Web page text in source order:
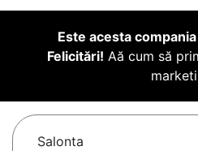
Este acesta
Felicitări! Aă cum să
Salonta